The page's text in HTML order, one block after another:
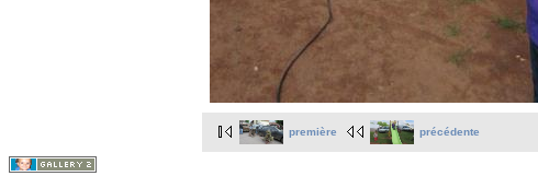
première précédente